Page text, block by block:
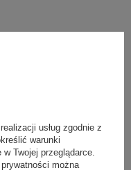
pytania?
usług zgodnie z
warunki
Twojej przeglądarce.
można